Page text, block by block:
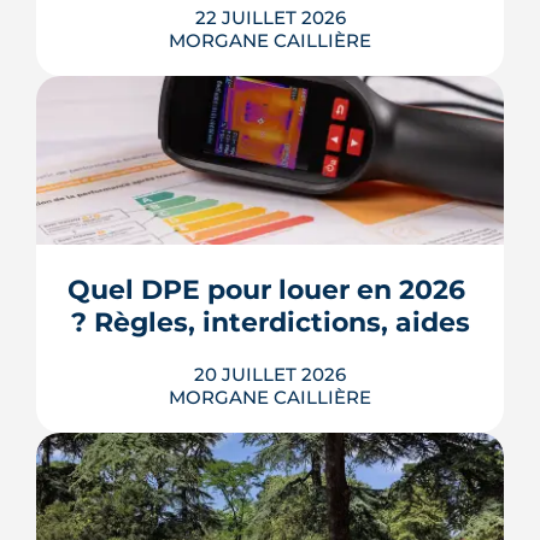
22 JUILLET 2026
MORGANE CAILLIÈRE
Écoles, base de loisirs, transports,
projets urbains et prix au m2 : le guide
3e ville de Haute-Garonne.
LIRE L'ARTICLE
Quel DPE pour louer en 2026
? Règles, interdictions, aides
20 JUILLET 2026
MORGANE CAILLIÈRE
En 2026, un logement doit être classé
au moins F au DPE pour être loué en